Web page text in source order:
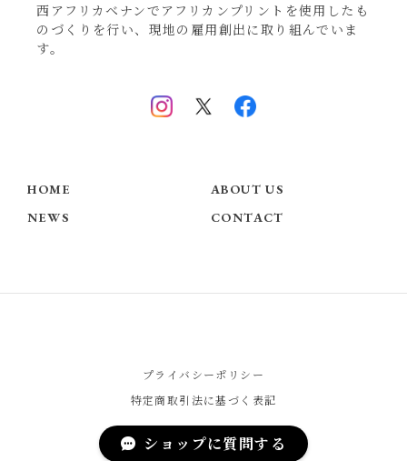
西アフリカベナンでアフリカンプリントを使用したも
のづくりを行い、現地の雇用創出に取り組んでいま
す。
HOME
ABOUT US
NEWS
CONTACT
プライバシーポリシー
特定商取引法に基づく表記
ショップに質問する